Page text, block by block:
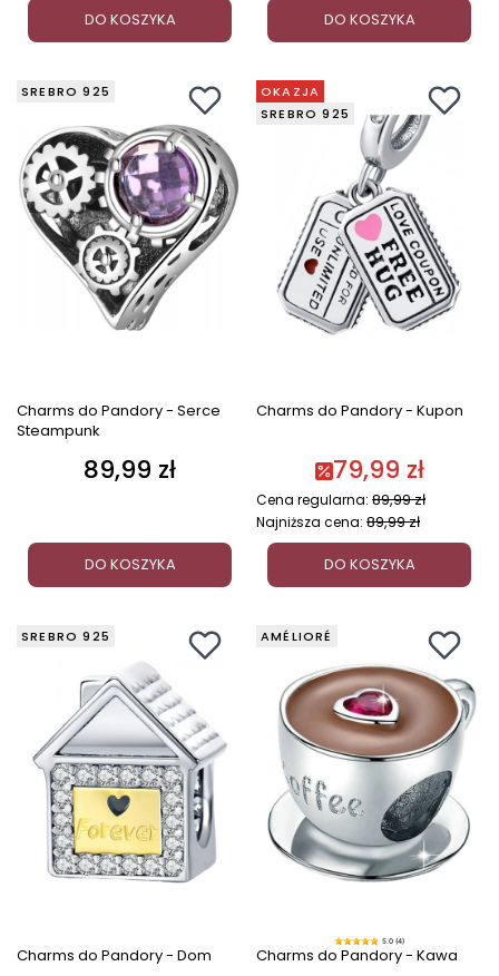
DO KOSZYKA DO KOSZYKA
SREBRO 925
Charms do Pandory - Serce
Steampunk
Cena
89,99 zł
DO KOSZYKA
OKAZJA
SREBRO 925
Charms do Pandory - Kupon
79,99 zł
Cena regularna: 89,99 zł
Najniższa cena: 89,99 zł
DO KOSZYKA
SREBRO 925
Charms do Pandory - Dom
AMÉLIORÉ
5.0 (4)
Charms do Pandory - Kawa